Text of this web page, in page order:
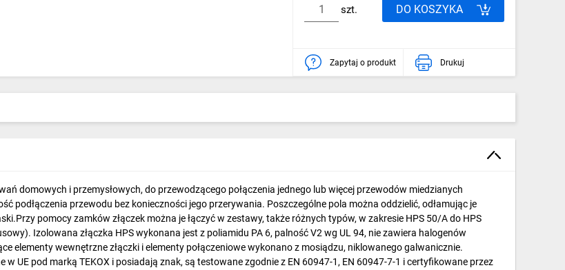
szt. DO KOSZYKA
Zapytaj o produkt Drukuj
domowych i przemysłowych, do przewodzącego połączenia jednego lub więcej przewodów miedzianych
podłączenia przewodu bez konieczności jego przerywania. Poszczególne pola można oddzielić, odłamując je
pomocy zamków złączek można je łączyć w zestawy, także różnych typów, w zakresie HPS 50/A do HPS
Izolowana złączka HPS wykonana jest z poliamidu PA 6, palność V2 wg UL 94, nie zawiera halogenów
elementy wewnętrzne złączki i elementy połączeniowe wykonano z mosiądzu, niklowanego galwanicznie.
UE pod marką TEKOX i posiadają znak, są testowane zgodnie z EN 60947-1, EN 60947-7-1 i certyfikowane przez